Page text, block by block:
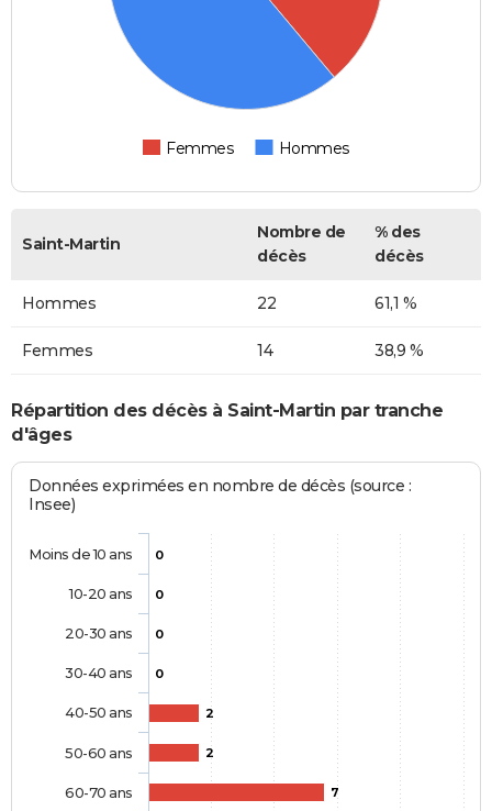
Femmes Hommes
Saint-Martin
Nombre de
décès
% des
décès
Hommes 22 61,1 %
Femmes 14 38,9 %
Répartition des décès à Saint-Martin par tranche
d'âges
Données exprimées en nombre de décès (source :
Insee)
0
0
0
0
2
2
7
Moins de 10 ans
10-20 ans
20-30 ans
30-40 ans
40-50 ans
50-60 ans
60-70 ans